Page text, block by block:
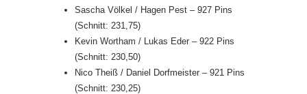
Sascha Völkel / Hagen Pest – 927 Pins
(Schnitt: 231,75)
Kevin Wortham / Lukas Eder – 922 Pins
(Schnitt: 230,50)
Nico Theiß / Daniel Dorfmeister – 921 Pins
(Schnitt: 230,25)